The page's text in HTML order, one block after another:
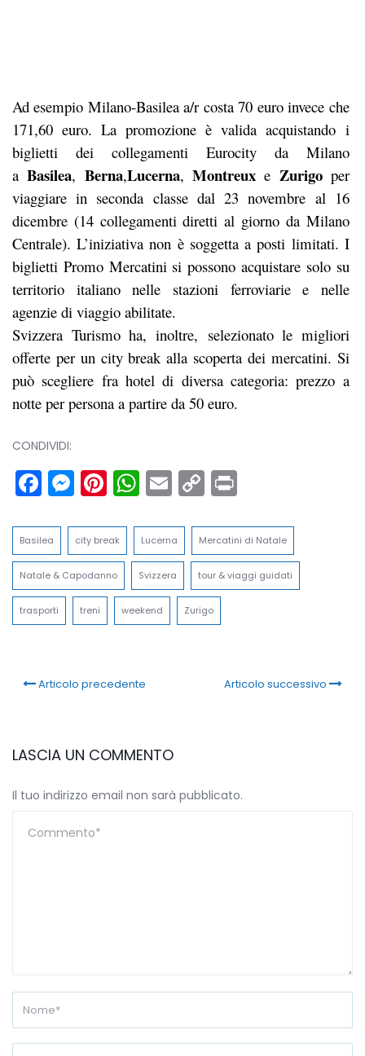
Ad esempio Milano-Basilea a/r costa 70 euro invece che
171,60 euro. La promozione è valida acquistando i
biglietti dei collegamenti Eurocity da Milano
aBasilea, Berna,Lucerna, Montreuxe Zurigoper
viaggiare in seconda classe dal 23 novembre al 16
dicembre (14 collegamenti diretti al giorno da Milano
Centrale). L’iniziativa non è soggetta a posti limitati. I
biglietti Promo Mercatini si possono acquistare solo su
territorio italiano nelle stazioni ferroviarie e nelle
agenzie di viaggio abilitate.
Svizzera Turismo ha, inoltre, selezionato le migliori
offerte per un city break alla scoperta dei mercatini. Si
può scegliere fra hotel di diversa categoria: prezzo a
notte per persona a partire da 50 euro.
CONDIVIDI:
Facebook
Messenger
Pinterest
WhatsApp
Email
Copy
Basilea city break Lucerna Mercatini di Natale
Natale & Capodanno Svizzera tour & viaggi guidati
trasporti treni weekend Zurigo
Articolo precedente Articolo successivo
LASCIA UN COMMENTO
Il tuo indirizzo email non sarà pubblicato.